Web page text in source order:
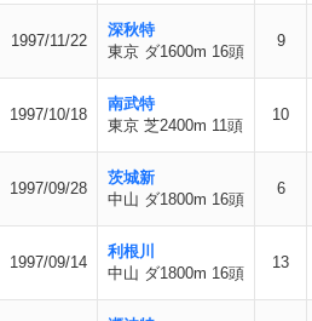
1997/11/22
深秋特
東京 ダ1600m 16頭
9
1997/10/18
南武特
東京 芝2400m 11頭
10
1997/09/28
茨城新
中山 ダ1800m 16頭
6
1997/09/14
利根川
中山 ダ1800m 16頭
13